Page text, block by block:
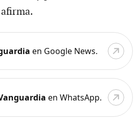
en Google News.
en WhatsApp.